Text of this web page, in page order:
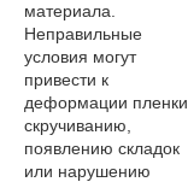
материала.
Неправильные
условия могут
привести к
деформации пленки,
скручиванию,
появлению складок
или нарушению